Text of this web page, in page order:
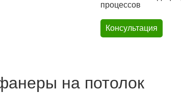
процессов
Консультация
на потолок